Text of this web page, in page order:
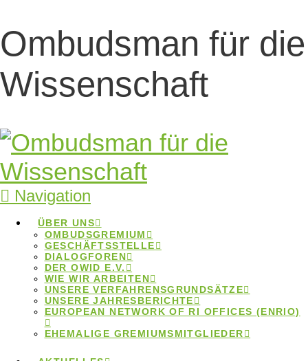
Ombudsman für die
Wissenschaft
Navigation
ÜBER UNS
OMBUDSGREMIUM
GESCHÄFTSSTELLE
DIALOGFOREN
DER OWID E.V.
WIE WIR ARBEITEN
UNSERE VERFAHRENSGRUNDSÄTZE
UNSERE JAHRESBERICHTE
EUROPEAN NETWORK OF RI OFFICES (ENRIO)
EHEMALIGE GREMIUMSMITGLIEDER
(Online-
„Open Science
und
(Online-)Ringvorlesung „Open
Science und Forschungsqualität“
Home Beiträge
(Online-)Ringvorlesung "Open
Science und Forschungsqualität"